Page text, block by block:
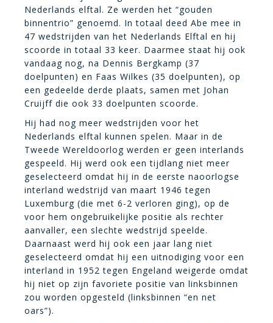
Nederlands elftal. Ze werden het “gouden
binnentrio” genoemd. In totaal deed Abe mee in
47 wedstrijden van het Nederlands Elftal en hij
scoorde in totaal 33 keer. Daarmee staat hij ook
vandaag nog, na Dennis Bergkamp (37
doelpunten) en Faas Wilkes (35 doelpunten), op
een gedeelde derde plaats, samen met Johan
Cruijff die ook 33 doelpunten scoorde.
Hij had nog meer wedstrijden voor het
Nederlands elftal kunnen spelen. Maar in de
Tweede Wereldoorlog werden er geen interlands
gespeeld. Hij werd ook een tijdlang niet meer
geselecteerd omdat hij in de eerste naoorlogse
interland wedstrijd van maart 1946 tegen
Luxemburg (die met 6-2 verloren ging), op de
voor hem ongebruikelijke positie als rechter
aanvaller, een slechte wedstrijd speelde.
Daarnaast werd hij ook een jaar lang niet
geselecteerd omdat hij een uitnodiging voor een
interland in 1952 tegen Engeland weigerde omdat
hij niet op zijn favoriete positie van linksbinnen
zou worden opgesteld (linksbinnen “en net
oars”).